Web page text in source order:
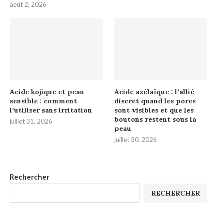
Rechercher
RECHERCHER
août 2, 2026
Acide kojique et peau
sensible : comment
l’utiliser sans irritation
juillet 31, 2026
Acide azélaïque : l’allié
discret quand les pores
sont visibles et que les
boutons restent sous la
peau
juillet 30, 2026